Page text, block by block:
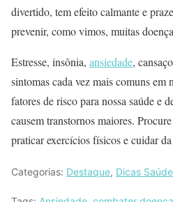
divertido, tem efeito calmante e
prevenir, como vimos, muitas
Estresse, insônia, ansiedade,
sintomas cada vez mais comuns em
fatores de risco para nossa saúde e
causem transtornos maiores.
praticar exercícios físicos e cuidar da
Categorias: Destaque, Dicas Saúde